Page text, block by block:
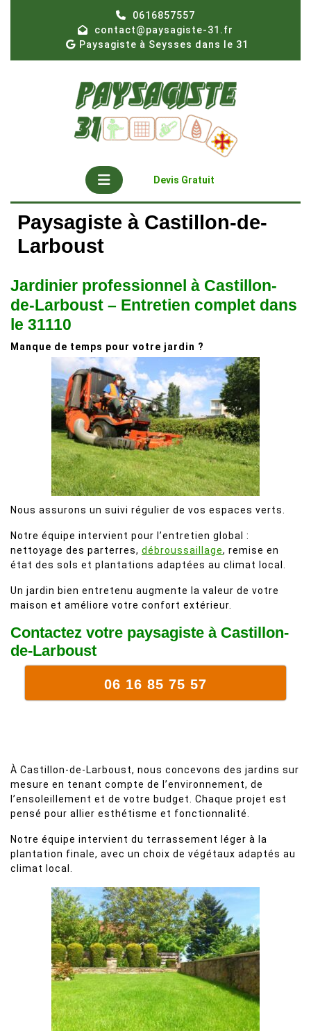
0616857557
contact@paysagiste-31.fr
Paysagiste à Seysses dans le 31
Open
Button
Devis Gratuit
Paysagiste à Castillon-de-
Larboust
Jardinier professionnel à Castillon-
de-Larboust – Entretien complet dans
le 31110
Manque de temps pour votre jardin ?
Nous assurons un suivi régulier de vos espaces verts.
Notre équipe intervient pour l’entretien global :
nettoyage des parterres, débroussaillage, remise en
état des sols et plantations adaptées au climat local.
Un jardin bien entretenu augmente la valeur de votre
maison et améliore votre confort extérieur.
Contactez votre paysagiste à Castillon-
de-Larboust
06 16 85 75 57
À Castillon-de-Larboust, nous concevons des jardins sur
mesure en tenant compte de l’environnement, de
l’ensoleillement et de votre budget. Chaque projet est
pensé pour allier esthétisme et fonctionnalité.
Notre équipe intervient du terrassement léger à la
plantation finale, avec un choix de végétaux adaptés au
climat local.